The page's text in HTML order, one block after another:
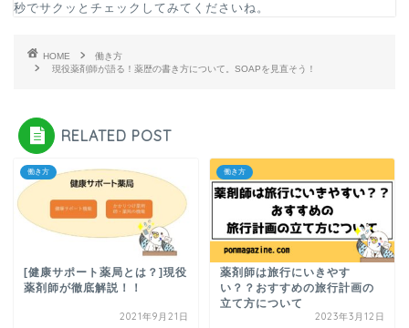
秒でサクッとチェックしてみてくださいね。
HOME
働き方
現役薬剤師が語る！薬歴の書き方について。SOAPを見直そう！
RELATED POST
働き方
[健康サポート薬局とは？]現役
薬剤師が徹底解説！！
2021年9月21日
働き方
薬剤師は旅行にいきやす
い？？おすすめの旅行計画の
立て方について
2023年3月12日